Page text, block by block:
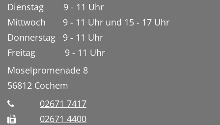
Dienstag 9 - 11 Uhr
Mittwoch 9 - 11 Uhr und 15 - 17 Uhr
Donnerstag 9 - 11 Uhr
Freitag 9 - 11 Uhr
Moselpromenade 8
56812 Cochem
02671 7417
02671 4400